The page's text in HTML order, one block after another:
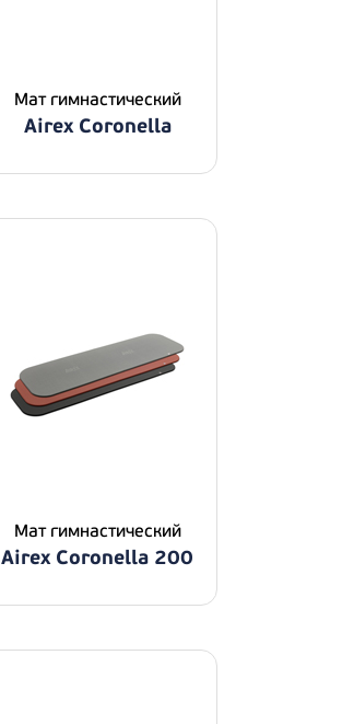
Мат гимнастический
Airex Coronella
Мат гимнастический
Airex Coronella 200